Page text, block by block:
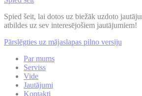
Spied šeit, lai dotos uz biežāk uzdoto
atbildes uz sev interesējošiem jautājumiem!
Pārslēgties uz mājaslapas pilno versiju
Par mums
Serviss
Vide
Jautājumi
Kontakti